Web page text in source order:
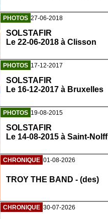
PHOTOS 27-06-2018
SOLSTAFIR
Le 22-06-2018 à Clisson
PHOTOS 17-12-2017
SOLSTAFIR
Le 16-12-2017 à Bruxelles
PHOTOS 19-08-2015
SOLSTAFIR
Le 14-08-2015 à Saint-Nolff
CHRONIQUE 01-08-2026
TROY THE BAND - (des)
CHRONIQUE 30-07-2026